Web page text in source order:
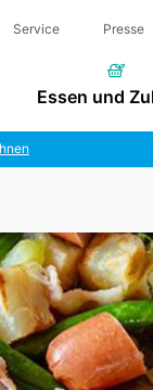
Service Presse
Essen und